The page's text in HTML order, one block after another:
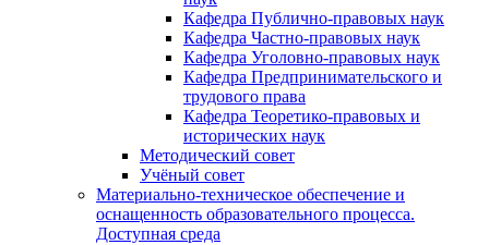
Кафедра Публично-правовых наук
Кафедра Частно-правовых наук
Кафедра Уголовно-правовых наук
Кафедра Предпринимательского и
трудового права
Кафедра Теоретико-правовых и
исторических наук
Методический совет
Учёный совет
Материально-техническое обеспечение и
оснащенность образовательного процесса.
Доступная среда